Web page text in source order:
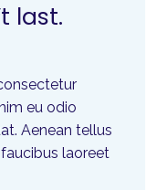
last.
eu odio
Aenean tellus
laoreet